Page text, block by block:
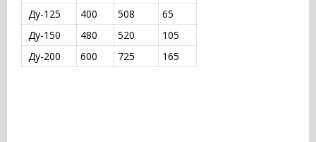
Ду-125
400 508
65
Ду-150
480 520
105
Ду-200
600 725 165